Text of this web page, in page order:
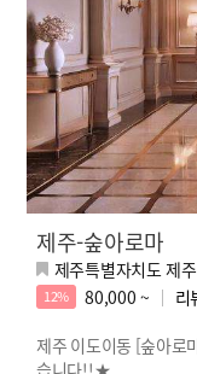
제주-숲아로마
제주특별자치도 제
12% 80,000 ~ 리
제주 이도이동 [숲아로
습니다!!★